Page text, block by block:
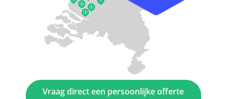
Vraag direct een persoonlijke offerte